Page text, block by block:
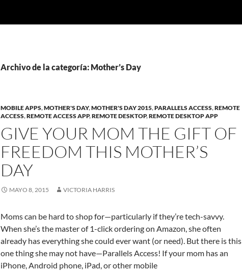
Archivo de la categoría: Mother’s Day
MOBILE APPS,MOTHER'S DAY,MOTHER'S DAY 2015,PARALLELS ACCESS,REMOTE
ACCESS,REMOTE ACCESS APP,REMOTE DESKTOP,REMOTE DESKTOP APP
GIVE YOUR MOM THE GIFT OF
FREEDOM THIS MOTHER’S
DAY
MAYO 8, 2015 VICTORIA HARRIS
Moms can be hard to shop for—particularly if they’re tech-savvy.
When she’s the master of 1-click ordering on Amazon, she often
already has everything she could ever want (or need). But there is this
one thing she may not have—Parallels Access! If your mom has an
iPhone, Android phone, iPad, or other mobile